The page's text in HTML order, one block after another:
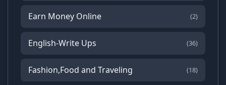
Earn Money Online (2)
English-Write Ups (36)
Fashion,Food and Traveling (18)